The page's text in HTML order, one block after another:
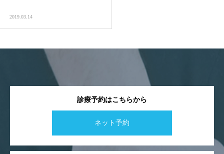
2019.03.14
診療予約はこちらから
ネット予約